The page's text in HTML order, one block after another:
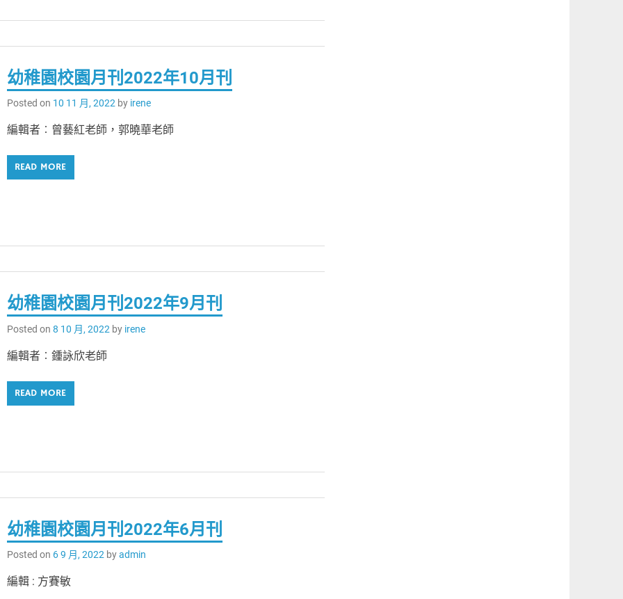
幼稚園校園月刊2022年10月刊
Posted on 10 11 月, 2022 by irene
編輯者︰曾藝紅老師，郭曉華老師
READ MORE
幼稚園校園月刊2022年9月刊
Posted on8 10 月, 2022 by irene
編輯者︰鍾詠欣老師
READ MORE
幼稚園校園月刊2022年6月刊
Posted on 6 9 月, 2022 byadmin
編輯 : 方賽敏